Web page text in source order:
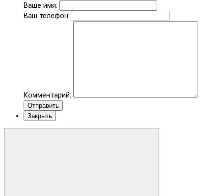
Ваше имя:
Ваш телефон:
Комментарий:
Отправить
Закрыть